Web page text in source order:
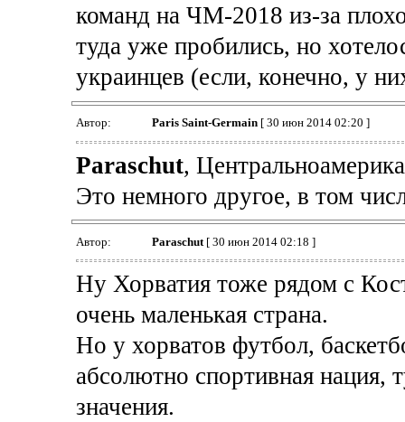
команд на ЧМ-2018 из-за
туда уже пробились, но
украинцев (если, конечно, у
Автор: Paris Saint-Germain[ 30 июн 2014 02:20 ]
Paraschut,
Это немного другое, в том
Автор: Paraschut[ 30 июн 2014 02:18 ]
Ну Хорватия тоже рядом с
очень маленькая страна.
Но у хорватов футбол,
абсолютно спортивная нация,
значения.